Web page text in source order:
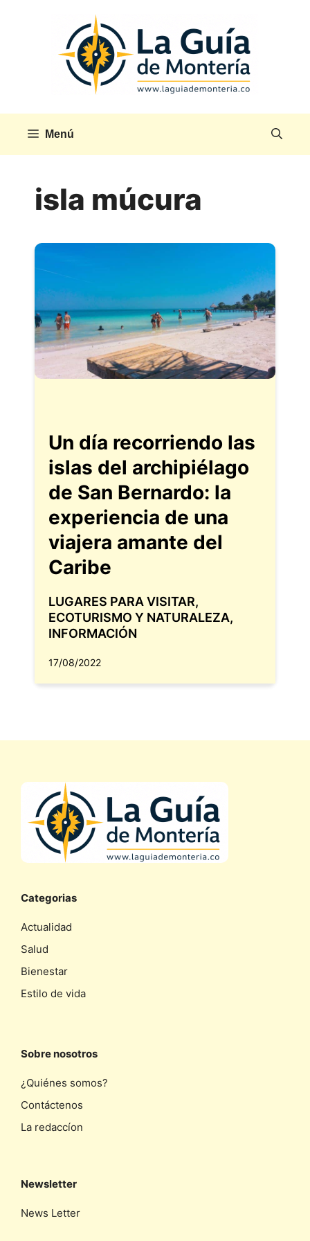
Menú
isla múcura
Un día recorriendo las
islas del archipiélago
de San Bernardo: la
experiencia de una
viajera amante del
Caribe
LUGARES PARA VISITAR,
ECOTURISMO Y NATURALEZA,
INFORMACIÓN
17/08/2022
Categorias
Actualidad
Salud
Bienestar
Estilo de vida
Sobre nosotros
¿Quiénes somos?
Contáctenos
La redaccíon
Newsletter
News Letter